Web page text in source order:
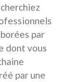
par
dont vous
par une